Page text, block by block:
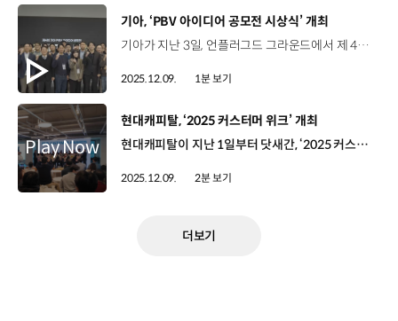
[동영상]
기아, ‘PBV 아이디어 공모전 시상식’ 개최
기아가 지난 3일, 언플러그드 그라운드에서 제 4회 ‘PBV 아이디어 공모전 시상식’을 개최했습니다. 올해는 컨버전, 애프터마켓 용품, 스타트업, 일반 등 4개 부문에서 총 1,266건의 아이디어가 접수돼 전문가 심사위원단의 평가를 받았습니다. 이번 공모전의 대상은 태양광 패널로 PV5 배터리를 충전해 주행거리 확보 등 고객 편의성을 높인 아이디어가 차지했는데요. 이 밖에도 PV5와 연계 가능한 실제 제품 및 서비스 개발 아이디어를 제안한 부문별 최우수상 3팀, 우수상 13팀 등 총 17팀이 수상의 영예를 안았습니다. 기아는 이번에 선정된 아이디어를 PV5에 실제 적용하는 방안을 비롯해, 수상팀과의 협업, 개발지원금 지급 등을 검토하고 고객 맞춤형 차량을 제공하기 위한 다양한 노력을 이어갈 계획입니다.
2025.12.09. 1분 보기
[동영상]
현대캐피탈, ‘2025 커스터머 위크’ 개최
현대캐피탈이 지난 1일부터 닷새간, ‘2025 커스터머 위크(Customer Week)’ 행사를 진행했습니다. 커스터머 위크는 금융소비자의 권익을 보호하고, 구성원들의 소비자 보호 실천 의식을 강화하기 위해 기획됐는데요. 김용혁 CCO / 현대캐피탈 소비자보호실장업무하시면서 고객에게 어떤 임팩트가 미치는지 많은 생각들을 해 주시고 업무에 임해 주시면 감사하겠습니다. 금융사기 예방 기술과 개정된 금융소비자보호법에 대한 강의, ‘현대캐피탈 아메리카(HCA)’의 우수 사례를 공유하는 등 다양한 프로그램이 마련됐습니다. 또한, ‘Customer Awards’를 통해 소비자 보호 역량을 발휘한 임직원을 시상하고, ‘고객 패널 간담회’를 개최해 향후 현대캐피탈의 제도와 서비스 개선 등에 반영할 고객의 의견도 직접 청취했습니다. 황선아 매니저 / 현대캐피탈 미주·아태경영관리팀CSR 금융 교육 프로그램은 자립 청년분들이랑 함께하면서 저도 배우고 성장할 수 있는 소중한 기회였는데요. 더 나은 사회를 향한 우리의 진심이 참여했던 모든 분들에게 따뜻한 응원의 메시지로 전달되었기를 바랍니다. 현대캐피탈은 앞으로도 소비자 중심 경영을 강화하고, 신뢰받는 금융사가 되기 위한 노력을 이어갈 계획입니다.
2025.12.09. 2분 보기
더보기